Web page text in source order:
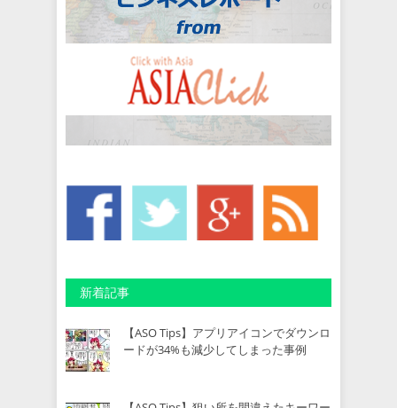
新着記事
【ASO Tips】アプリアイコンでダウンロ
ードが34%も減少してしまった事例